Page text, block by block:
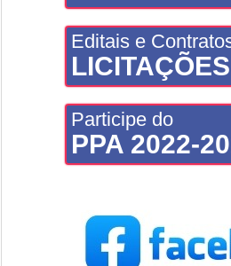
Editais e
LICITAÇÕES
Participe do
PPA 2022-